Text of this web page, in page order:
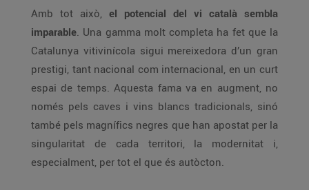
Amb tot això, el potencial del vi català sembla
imparable. Una gamma molt completa ha fet que la
Catalunya vitivinícola sigui mereixedora d’un gran
prestigi, tant nacional com internacional, en un curt
espai de temps. Aquesta fama va en augment, no
només pels caves i vins blancs tradicionals, sinó
també pels magnífics negres que han apostat per la
singularitat de cada territori, la modernitat i,
especialment, per tot el que és autòcton.